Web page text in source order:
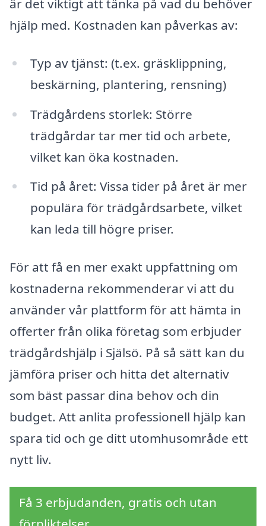
är det viktigt att tänka på vad du behöver
hjälp med. Kostnaden kan påverkas av:
Typ av tjänst: (t.ex. gräsklippning,
beskärning, plantering, rensning)
Trädgårdens storlek: Större
trädgårdar tar mer tid och arbete,
vilket kan öka kostnaden.
Tid på året: Vissa tider på året är mer
populära för trädgårdsarbete, vilket
kan leda till högre priser.
För att få en mer exakt uppfattning om
kostnaderna rekommenderar vi att du
använder vår plattform för att hämta in
offerter från olika företag som erbjuder
trädgårdshjälp i Själsö. På så sätt kan du
jämföra priser och hitta det alternativ
som bäst passar dina behov och din
budget. Att anlita professionell hjälp kan
spara tid och ge ditt utomhusområde ett
nytt liv.
Få 3 erbjudanden, gratis och utan